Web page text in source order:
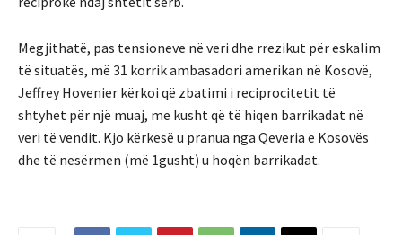
Megjithatë, pas tensioneve në veri dhe rrezikut për eskalim
të situatës, më 31 korrik ambasadori amerikan në Kosovë,
Jeffrey Hovenier kërkoi që zbatimi i reciprocitetit të
shtyhet për një muaj, me kusht që të hiqen barrikadat në
veri të vendit. Kjo kërkesë u pranua nga Qeveria e Kosovës
dhe të nesërmen (më 1gusht) u hoqën barrikadat.